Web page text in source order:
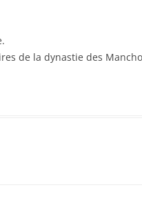
de la dynastie des